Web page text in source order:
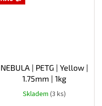
NEBULA | PETG | Yellow |
1.75mm | 1kg
Skladem (3 ks)